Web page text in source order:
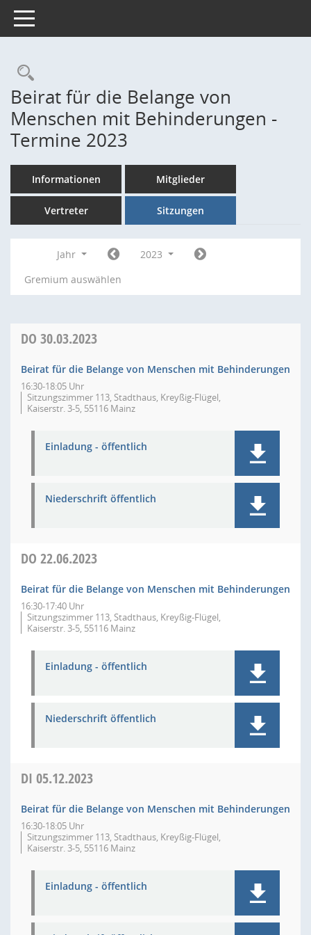
Toggle navigation
Rechercheauswahl
Beirat für die Belange von
Menschen mit Behinderungen -
Termine 2023
Informationen Mitglieder
Vertreter Sitzungen
Jahr
2023
Gremium auswählen
DO 30.03.2023
Beirat für die Belange von Menschen mit Behinderungen
16:30-18:05 Uhr
Sitzungszimmer 113, Stadthaus, Kreyßig-Flügel,
Kaiserstr. 3-5, 55116 Mainz
Einladung - öffentlich
Niederschrift öffentlich
DO 22.06.2023
Beirat für die Belange von Menschen mit Behinderungen
16:30-17:40 Uhr
Sitzungszimmer 113, Stadthaus, Kreyßig-Flügel,
Kaiserstr. 3-5, 55116 Mainz
Einladung - öffentlich
Niederschrift öffentlich
DI 05.12.2023
Beirat für die Belange von Menschen mit Behinderungen
16:30-18:05 Uhr
Sitzungszimmer 113, Stadthaus, Kreyßig-Flügel,
Kaiserstr. 3-5, 55116 Mainz
Einladung - öffentlich